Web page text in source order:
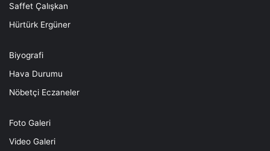
Saffet Çalışkan
Hürtürk Ergüner
Biyografi
Hava Durumu
Nöbetçi Eczaneler
Foto Galeri
Video Galeri